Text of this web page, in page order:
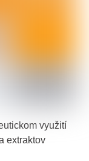
využití
extraktov